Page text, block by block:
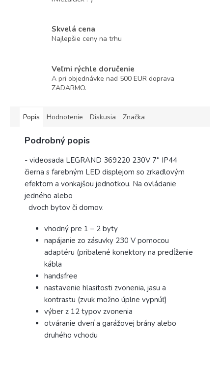
Skvelá cena
Najlepšie ceny na trhu
Veľmi rýchle doručenie
A pri objednávke nad 500 EUR doprava
ZADARMO.
Popis Hodnotenie Diskusia Značka
Podrobný popis
- videosada LEGRAND 369220 230V 7" IP44
čierna s farebným LED displejom so zrkadlovým
efektom a vonkajšou jednotkou. Na ovládanie
jedného alebo
dvoch bytov či domov.
vhodný pre 1 – 2 byty
napájanie zo zásuvky 230 V pomocou
adaptéru (pribalené konektory na predĺženie
kábla
handsfree
nastavenie hlasitosti zvonenia, jasu a
kontrastu (zvuk možno úplne vypnúť)
výber z 12 typov zvonenia
otváranie dverí a garážovej brány alebo
druhého vchodu